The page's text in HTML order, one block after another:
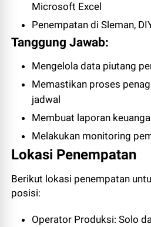
Microsoft Excel
Penempatan di Sleman,
Tanggung Jawab:
Mengelola data piutang
Memastikan proses
jadwal
Membuat laporan
Melakukan monitoring
Lokasi Penempatan
Berikut lokasi penempatan
posisi:
Operator Produksi: Solo